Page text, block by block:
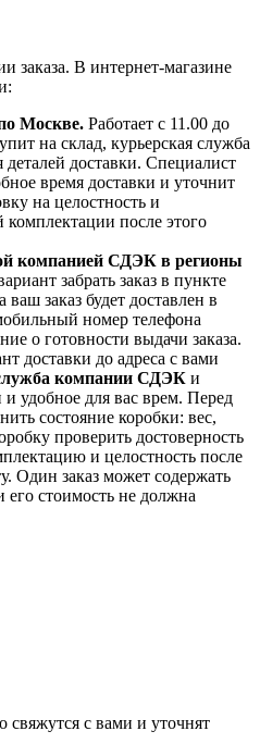
заказа. В интернет-магазине
Москве. Работает с 11.00 до
на склад, курьерская служба
деталей доставки. Специалист
время доставки и уточнит
на целостность и
комплектации после этого
компанией СДЭК в регионы
забрать заказ в пункте
ваш заказ будет доставлен в
номер телефона
о готовности выдачи заказа.
доставки до адреса с вами
компании СДЭК и
и удобное для вас врем. Перед
состояние коробки: вес,
проверить достоверность
и целостность после
Один заказ может содержать
стоимость не должна
с вами и уточнят